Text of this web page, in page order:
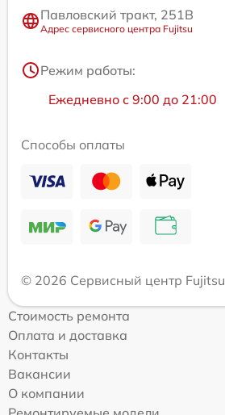
Павловский тракт, 251В
Адрес сервисного центра Fujitsu
Режим работы:
Ежедневно с 9:00 до 21:00
Способы оплаты
© 2026 Сервисный центр Fujitsu
Стоимость ремонта
Оплата и доставка
Контакты
Вакансии
О компании